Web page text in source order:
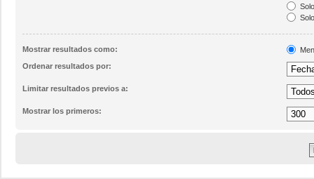
Mostrar resultados como:
Ordenar resultados por:
Limitar resultados previos a:
Mostrar los primeros: